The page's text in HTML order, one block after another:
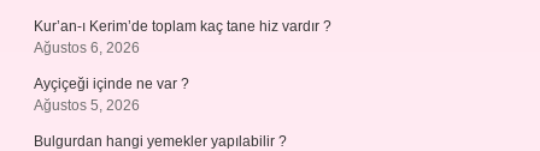
Kur’an-ı Kerim’de toplam kaç tane hiz vardır ?
Ağustos 6, 2026
Ayçiçeği içinde ne var ?
Ağustos 5, 2026
Bulgurdan hangi yemekler yapılabilir ?